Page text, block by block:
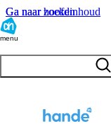
Ga naar hoofdinhoud
Ga naar zoeken
menu